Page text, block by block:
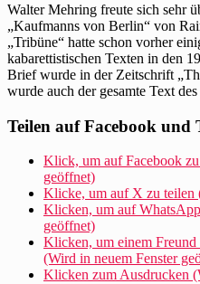
Walter Mehring freute sich sehr
„Kaufmanns von Berlin“ von
„Tribüne“ hatte schon vorher
kabarettistischen Texten in den
Brief wurde in der Zeitschrift
wurde auch der gesamte Text
Teilen auf Facebook und
Klick, um auf Facebook
geöffnet)
Klicke, um auf X zu teilen
Klicken, um auf
geöffnet)
Klicken, um einem
(Wird in neuem Fenster
Klicken zum Ausdrucken